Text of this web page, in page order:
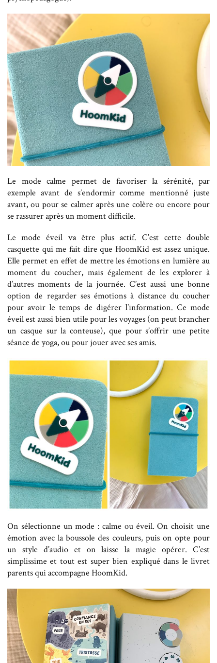
Le mode calme permet de favoriser la sérénité, par
exemple avant de s’endormir comme mentionné juste
avant, ou pour se calmer après une colère ou encore pour
se rassurer après un moment difficile.
Le mode éveil va être plus actif. C’est cette double
casquette qui me fait dire que HoomKid est assez unique.
Elle permet en effet de mettre les émotions en lumière au
moment du coucher, mais également de les explorer à
d’autres moments de la journée. C’est aussi une bonne
option de regarder ses émotions à distance du coucher
pour avoir le temps de digérer l’information. Ce mode
éveil est aussi bien utile pour les voyages (on peut brancher
un casque sur la conteuse), que pour s’offrir une petite
séance de yoga, ou pour jouer avec ses amis.
On sélectionne un mode : calme ou éveil. On choisit une
émotion avec la boussole des couleurs, puis on opte pour
un style d’audio et on laisse la magie opérer. C’est
simplissime et tout est super bien expliqué dans le livret
parents qui accompagne HoomKid.